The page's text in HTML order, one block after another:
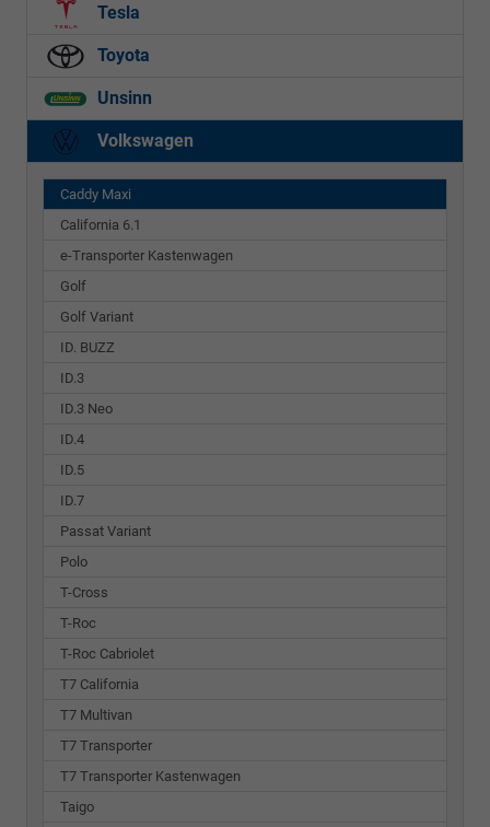
Tesla
Toyota
Unsinn
Volkswagen
Caddy Maxi
California 6.1
e-Transporter Kastenwagen
Golf
Golf Variant
ID. BUZZ
ID.3
ID.3 Neo
ID.4
ID.5
ID.7
Passat Variant
Polo
T-Cross
T-Roc
T-Roc Cabriolet
T7 California
T7 Multivan
T7 Transporter
T7 Transporter Kastenwagen
Taigo